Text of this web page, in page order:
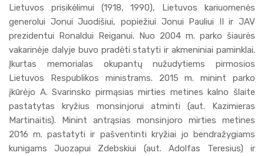
Lietuvos prisikėlimui (1918, 1990), Lietuvos kariuomenės
generolui Jonui Juodišiui, popiežiui Jonui Pauliui II ir JAV
prezidentui Ronaldui Reiganui. Nuo 2004 m. parko šiaurės
vakarinėje dalyje buvo pradėti statyti ir akmeniniai paminklai.
Įkurtas memorialas okupantų nužudytiems pirmosios
Lietuvos Respublikos ministrams. 2015 m. minint parko
įkūrėjo A. Svarinsko pirmąsias mirties metines kalno šlaite
pastatytas kryžius monsinjorui atminti (aut. Kazimieras
Martinaitis). Minint antrąsias monsinjoro mirties metines
2016 m. pastatyti ir pašventinti kryžiai jo bendražygiams
kunigams Juozapui Zdebskiui (aut. Adolfas Teresius) ir